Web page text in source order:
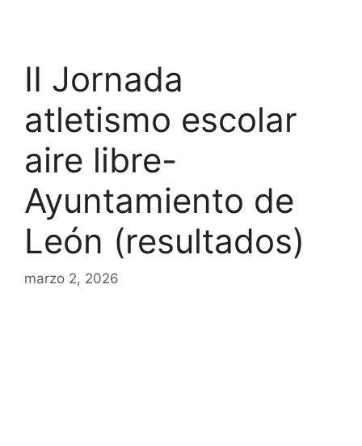
II Jornada
atletismo escolar
aire libre-
Ayuntamiento de
León (resultados)
marzo 2, 2026